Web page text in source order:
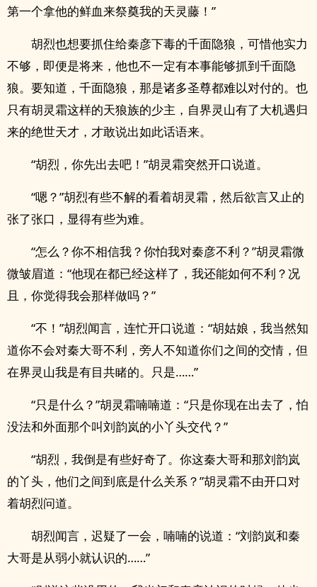
第一个拿他的鲜血来祭奠我的天灵藤！”
胡烈也想要抓住给秦彦下毒的千面隐狼，可惜他实力
不够，即便是将来，他也不一定有本事能够抓到千面隐
狼。要知道，千面隐狼，那是诸多圣尊都难以对付的。也
只有胡灵霜这样的天狼族的少主，自界灵山有了大机遇归
来的绝世天才，才敢说出如此话语来。
“胡烈，你先出去吧！”胡灵霜突然开口说道。
“嗯？”胡烈有些不解的看着胡灵霜，然后欲言又止的
张了张口，显得有些为难。
“怎么？你不相信我？你怕我对秦彦不利？”胡灵霜微
微皱眉道：“他现在都已经这样了，我还能如何不利？况
且，你觉得我会那样做吗？”
“不！”胡烈闻言，连忙开口说道：“胡姑娘，我当然知
道你不会对秦大哥不利，旁人不知道你们之间的交情，但
在界灵山我是有目共睹的。只是……”
“只是什么？”胡灵霜喃喃道：“只是你现在出去了，怕
没法和外面那个叫刘韵岚的小丫头交代？”
“胡烈，我倒是有些好奇了。你这秦大哥和那刘韵岚
的丫头，他们之间到底是什么关系？”胡灵霜不由开口对
着胡烈问道。
胡烈闻言，迟疑了一会，喃喃的说道：“刘韵岚和秦
大哥是从弱小就认识的……”